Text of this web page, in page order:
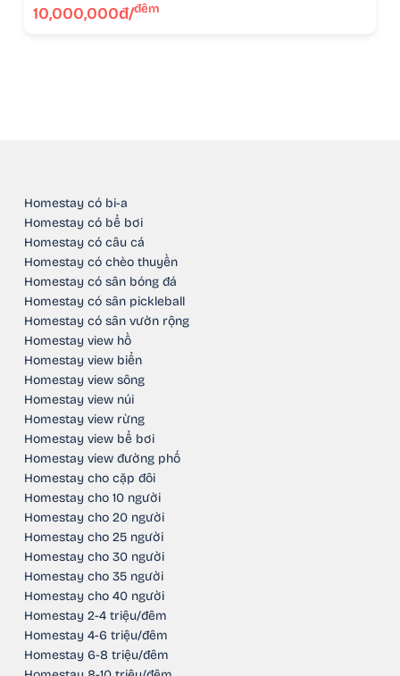
10,000,000đ/đêm
Homestay có bi-a
Homestay có bể bơi
Homestay có câu cá
Homestay có chèo thuyền
Homestay có sân bóng đá
Homestay có sân pickleball
Homestay có sân vườn rộng
Homestay view hồ
Homestay view biển
Homestay view sông
Homestay view núi
Homestay view rừng
Homestay view bể bơi
Homestay view đường phố
Homestay cho cặp đôi
Homestay cho 10 người
Homestay cho 20 người
Homestay cho 25 người
Homestay cho 30 người
Homestay cho 35 người
Homestay cho 40 người
Homestay 2-4 triệu/đêm
Homestay 4-6 triệu/đêm
Homestay 6-8 triệu/đêm